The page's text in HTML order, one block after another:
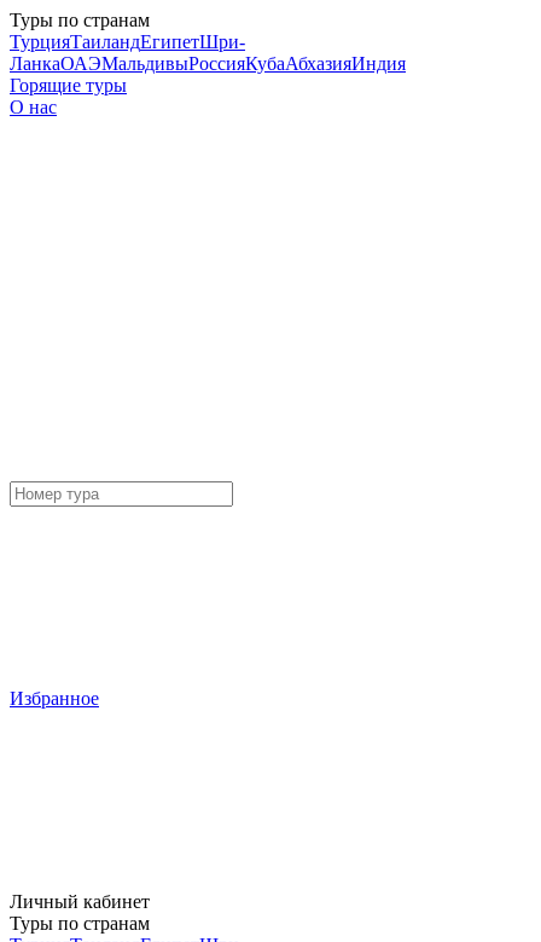
Туры по странам
ТурцияТаиландЕгипетШри-
ЛанкаОАЭМальдивыРоссияКубаАбхазияИндия
Горящие туры
О нас
Избранное
Личный кабинет
Туры по странам